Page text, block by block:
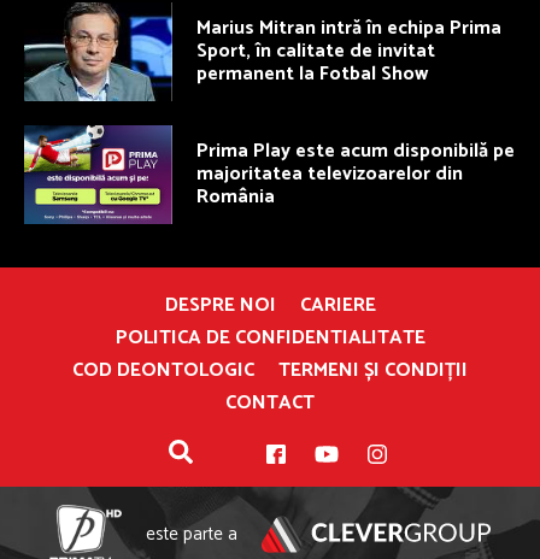
Marius Mitran intră în echipa Prima
Sport, în calitate de invitat
permanent la Fotbal Show
Prima Play este acum disponibilă pe
majoritatea televizoarelor din
România
DESPRE NOI
CARIERE
POLITICA DE CONFIDENTIALITATE
COD DEONTOLOGIC
TERMENI ȘI CONDIȚII
CONTACT
este parte a